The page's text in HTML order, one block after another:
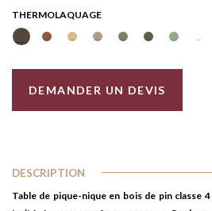
THERMOLAQUAGE
RAL 8014 - Brun Sépia
RAL 8004 - Brun cuivré
RAL 1001 - Beige
RAL 1019 - Gris beige
RAL 6013 - Vert jonc
RAL 6003 - Vert
RAL
DEMANDER UN DEVIS
DESCRIPTION
Table de pique-nique en bois de pin classe